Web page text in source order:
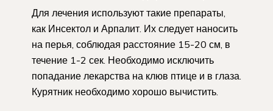
Для лечения используют такие препараты,
как Инсектол и Арпалит. Их следует наносить
на перья, соблюдая расстояние 15-20 см, в
течение 1-2 сек. Необходимо исключить
попадание лекарства на клюв птице и в глаза.
Курятник необходимо хорошо вычистить.